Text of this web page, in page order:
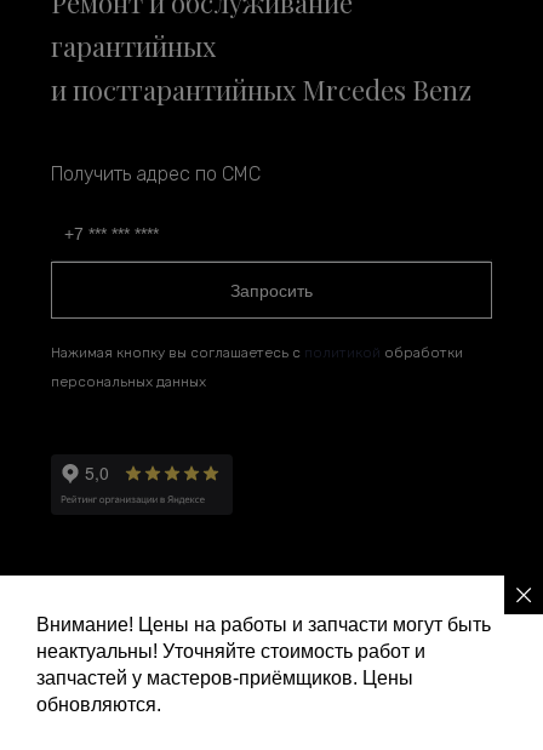
гарантийных
и постгарантийных Mrcedes Benz
Получить адрес по СМС
Запросить
Нажимая кнопку вы соглашаетесь с политикой обработки
персональных данных
Политика конфиденциальности
Ремонт и сервис Ленд Ровер
Внимание! Цены на работы и запчасти могут быть
неактуальны! Уточняйте стоимость работ и
запчастей у мастеров-приёмщиков. Цены
обновляются.